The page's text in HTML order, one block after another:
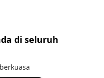
di seluruh